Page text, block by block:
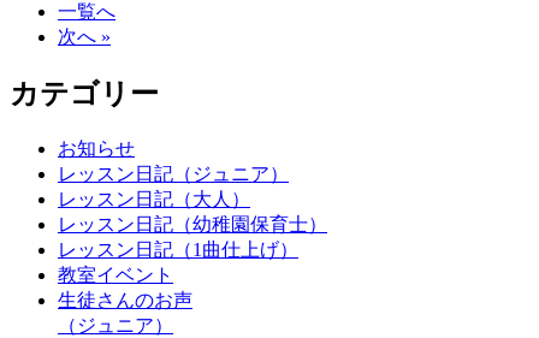
一覧へ
次へ »
カテゴリー
お知らせ
レッスン日記（ジュニア）
レッスン日記（大人）
レッスン日記（幼稚園保育士）
レッスン日記（1曲仕上げ）
教室イベント
生徒さんのお声
（ジュニア）